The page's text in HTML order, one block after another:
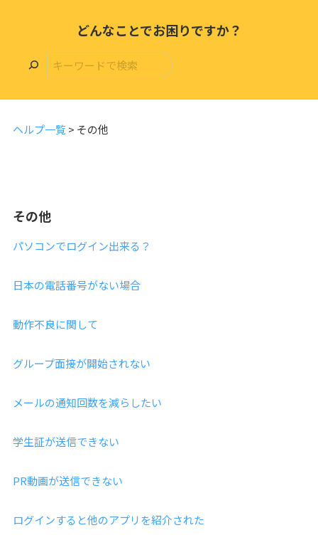
どんなことでお困りですか？
ヘルプ一覧 > その他
その他
パソコンでログイン出来る？
日本の電話番号がない場合
動作不良に関して
グループ面接が開始されない
メールの通知回数を減らしたい
学生証が送信できない
PR動画が送信できない
ログインすると他のアプリを紹介された